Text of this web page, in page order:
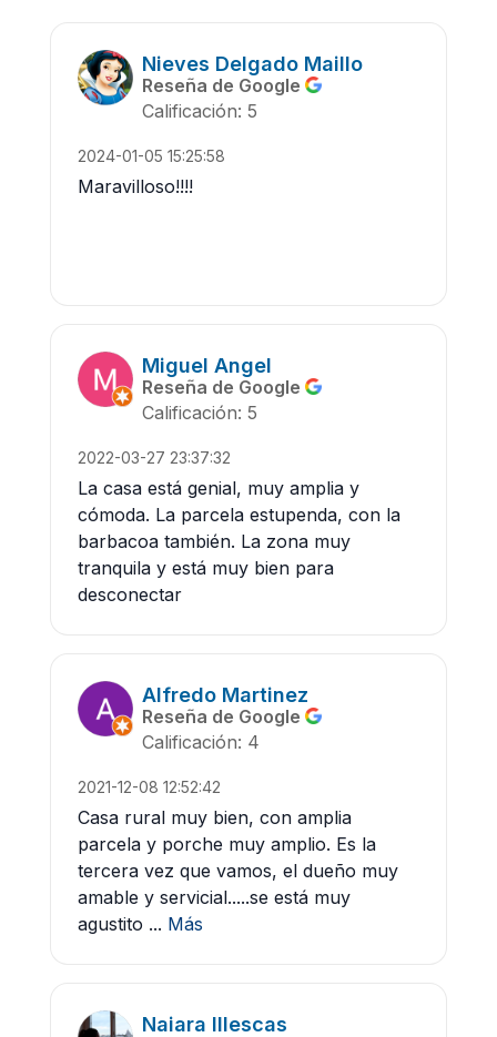
Nieves Delgado Maillo
Reseña de Google
Calificación: 5
2024-01-05 15:25:58
Maravilloso!!!!
Miguel Angel
Reseña de Google
Calificación: 5
2022-03-27 23:37:32
La casa está genial, muy amplia y
cómoda. La parcela estupenda, con la
barbacoa también. La zona muy
tranquila y está muy bien para
desconectar
Alfredo Martinez
Reseña de Google
Calificación: 4
2021-12-08 12:52:42
Casa rural muy bien, con amplia
parcela y porche muy amplio. Es la
tercera vez que vamos, el dueño muy
amable y servicial.....se está muy
agustito ... Más
Naiara Illescas